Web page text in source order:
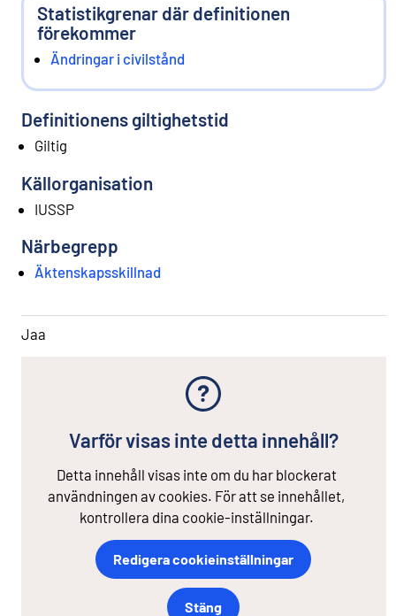
Statistikgrenar där definitionen
förekommer
Ändringar i civilstånd
Definitionens giltighetstid
Giltig
Källorganisation
IUSSP
Närbegrepp
Äktenskapsskillnad
Jaa
Varför visas inte detta innehåll?
Detta innehåll visas inte om du har blockerat
användningen av cookies. För att se innehållet,
kontrollera dina cookie-inställningar.
Redigera cookieinställningar
Stäng